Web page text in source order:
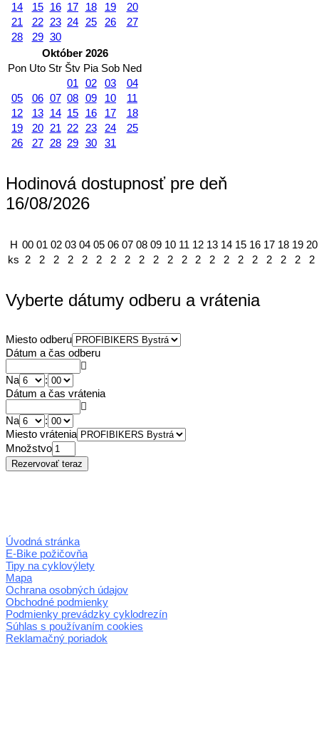
14
15 16 17 18 19
20
21
22 23 24 25 26
27
28
29 30
Október 2026
Pon Uto Str Štv Pia Sob Ned
01
02 03
04
05
06 07 08 09 10
11
12
13 14 15 16 17
18
19
20 21 22 23 24
25
26
27 28 29 30 31
Hodinová dostupnosť pre deň
16/08/2026
H 00 01 02 03 04 05 06 07 08 09 10 11 12 13 14 15 16 17 18 19 20
ks 2 2 2 2 2 2 2 2 2 2 2 2 2 2 2 2 2 2 2 2 2
Vyberte dátumy odberu a vrátenia
Miesto odberu
Dátum a čas odberu
Na
:
Dátum a čas vrátenia
Na
:
Miesto vrátenia
Množstvo
Úvodná stránka
E-Bike požičovňa
Tipy na cyklovýlety
Mapa
Ochrana osobných údajov
Obchodné podmienky
Podmienky prevádzky cyklodrezín
Súhlas s používaním cookies
Reklamačný poriadok